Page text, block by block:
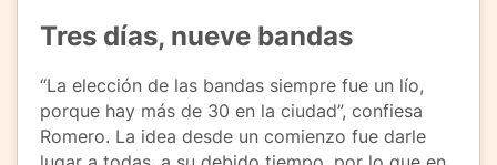
Tres días, nueve bandas
“La elección de las bandas siempre fue un lío,
porque hay más de 30 en la ciudad”, confiesa
Romero. La idea desde un comienzo fue darle